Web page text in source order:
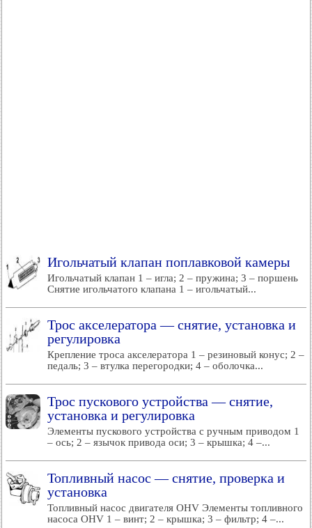
Игольчатый клапан поплавковой камеры
Игольчатый клапан 1 – игла; 2 – пружина; 3 – поршень
Снятие игольчатого клапана 1 – игольчатый...
Трос акселератора — снятие, установка и
регулировка
Крепление троса акселератора 1 – резиновый конус; 2 –
педаль; 3 – втулка перегородки; 4 – оболочка...
Трос пускового устройства — снятие,
установка и регулировка
Элементы пускового устройства с ручным приводом 1
– ось; 2 – язычок привода оси; 3 – крышка; 4 –...
Топливный насос — снятие, проверка и
установка
Топливный насос двигателя OHV Элементы топливного
насоса OHV 1 – винт; 2 – крышка; 3 – фильтр; 4 –...